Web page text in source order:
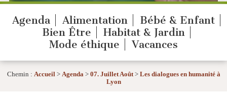
Agenda Alimentation
Bébé & Enfant
Bien Être
Habitat & Jardin
Mode éthique
Vacances
Chemin : Accueil> Agenda> 07. Juillet Août> Les dialogues en humanité à
Lyon